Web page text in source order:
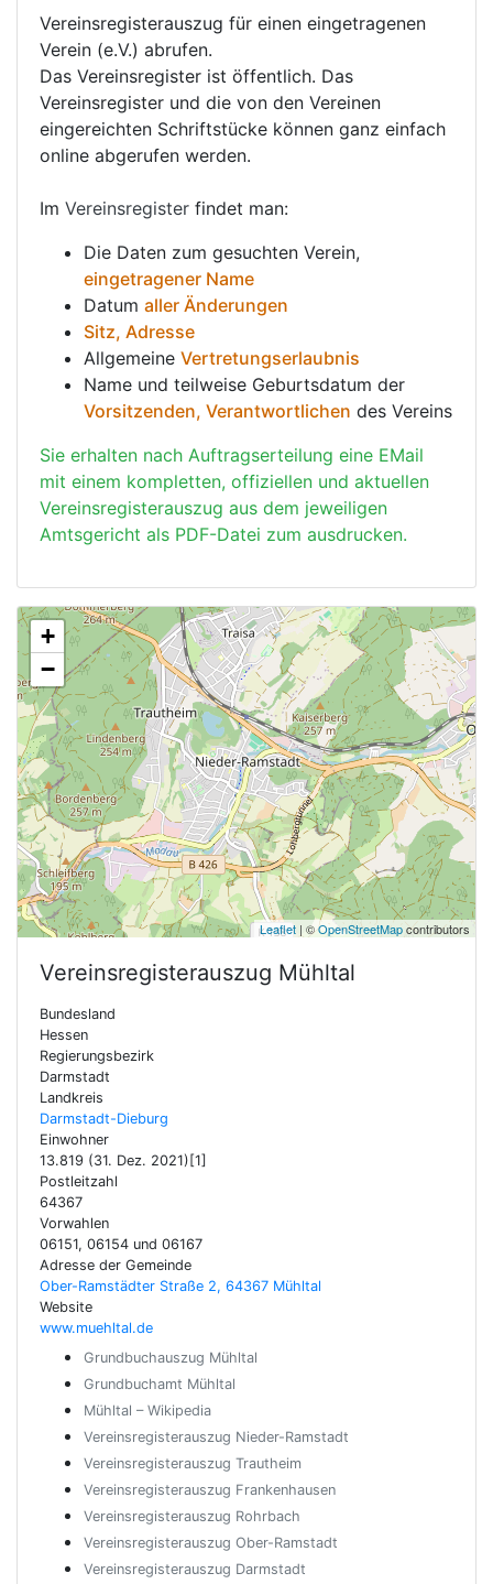
Vereinsregisterauszug für einen eingetragenen
Verein (e.V.) abrufen.
Das Vereinsregister ist öffentlich. Das
Vereinsregister und die von den Vereinen
eingereichten Schriftstücke können ganz einfach
online abgerufen werden.
Im Vereinsregister findet man:
Die Daten zum gesuchten Verein,
eingetragener Name
Datum aller Änderungen
Sitz, Adresse
Allgemeine Vertretungserlaubnis
Name und teilweise Geburtsdatum der
Vorsitzenden, Verantwortlichen des Vereins
Sie erhalten nach Auftragserteilung eine EMail
mit einem kompletten, offiziellen und aktuellen
Vereinsregisterauszug aus dem jeweiligen
Amtsgericht als PDF-Datei zum ausdrucken.
+
−
Leaflet | ©OpenStreetMapcontributors
Vereinsregisterauszug Mühltal
Bundesland
Hessen
Regierungsbezirk
Darmstadt
Landkreis
Darmstadt-Dieburg
Einwohner
13.819 (31. Dez. 2021)[1]
Postleitzahl
64367
Vorwahlen
06151, 06154 und 06167
Adresse der Gemeinde
Ober-Ramstädter Straße 2, 64367 Mühltal
Website
www.muehltal.de
Grundbuchauszug Mühltal
Grundbuchamt Mühltal
Mühltal – Wikipedia
Vereinsregisterauszug Nieder-Ramstadt
Vereinsregisterauszug Trautheim
Vereinsregisterauszug Frankenhausen
Vereinsregisterauszug Rohrbach
Vereinsregisterauszug Ober-Ramstadt
Vereinsregisterauszug Darmstadt